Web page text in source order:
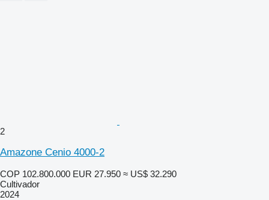
2
Amazone Cenio 4000-2
COP 102.800.000 EUR 27.950 ≈ US$ 32.290
Cultivador
2024